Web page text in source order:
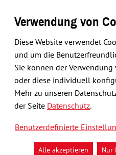
Verwendung von
Diese Website verwendet
und um die
Sie können der
oder diese individuell
Mehr zu unseren
der Seite Datenschutz.
Benutzerdefinierte
Alle akzeptieren Nur